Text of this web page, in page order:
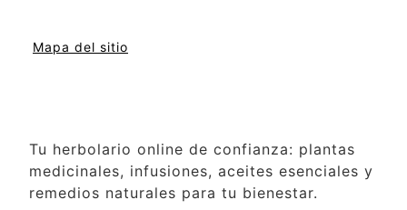
Mapa del sitio
Tu herbolario online de confianza: plantas
medicinales, infusiones, aceites esenciales y
remedios naturales para tu bienestar.